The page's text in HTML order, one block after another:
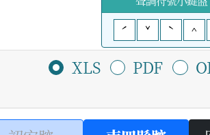
ˊ
ˇ ˋ ^
XLS PDF